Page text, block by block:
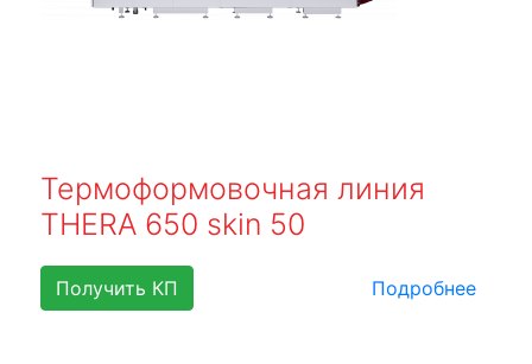
Термоформовочная линия
THERA 650 skin 50
Получить КП Подробнее